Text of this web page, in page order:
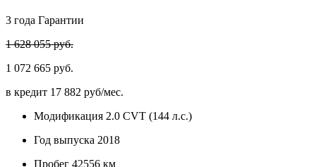
3 года Гарантии
1 628 055 руб.
1 072 665 руб.
в кредит 17 882 руб/мес.
Модификация 2.0 CVT (144 л.с.)
Год выпуска 2018
Пробег 42556 км